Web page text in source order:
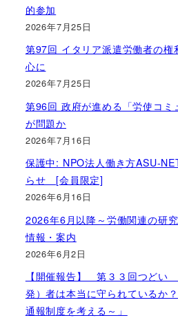
的参加
2026年7月25日
第97回 イタリア派遣労働者の権
心に
2026年7月25日
第96回 政府が進める「労使コミ
が問題か
2026年7月16日
保護中: NPO法人働き方ASU-
らせ [会員限定]
2026年6月16日
2026年6月以降～労働関連の研
情報・案内
2026年6月2日
【開催報告】 第３３回つどい
発）者は本当に守られているか
通報制度を考える～」